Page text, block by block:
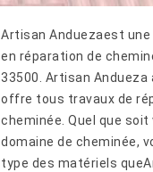
Artisan Anduezaest
en réparation de
33500. Artisan Andueza
offre tous travaux de
cheminée. Quel que
domaine de cheminée,
type des matériels